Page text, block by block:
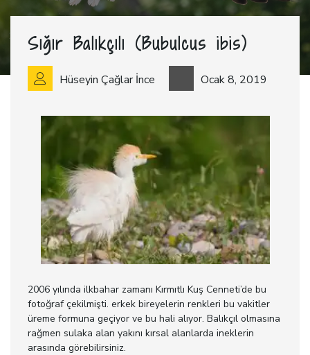
Sığır Balıkçılı (Bubulcus ibis)
Hüseyin Çağlar İnce Ocak 8, 2019
2006 yılında ilkbahar zamanı Kırmıtlı Kuş Cenneti’de bu
fotoğraf çekilmişti. erkek bireyelerin renkleri bu vakitler
üreme formuna geçiyor ve bu hali alıyor. Balıkçıl olmasına
rağmen sulaka alan yakını kırsal alanlarda ineklerin
arasında görebilirsiniz.